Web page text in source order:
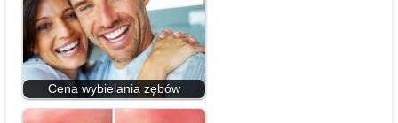
Cena wybielania zębów